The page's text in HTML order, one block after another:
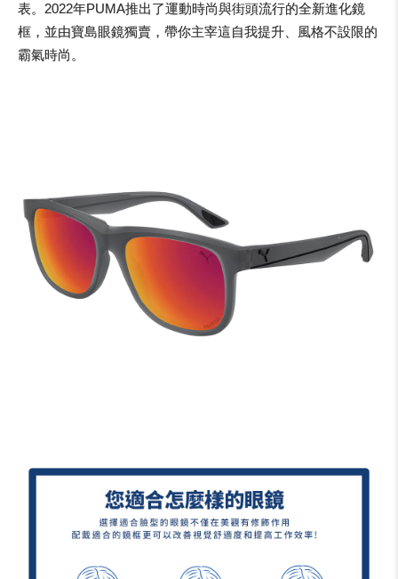
表。2022年PUMA推出了運動時尚與街頭流行的全新進化鏡
框，並由寶島眼鏡獨賣，帶你主宰這自我提升、風格不設限的
霸氣時尚。